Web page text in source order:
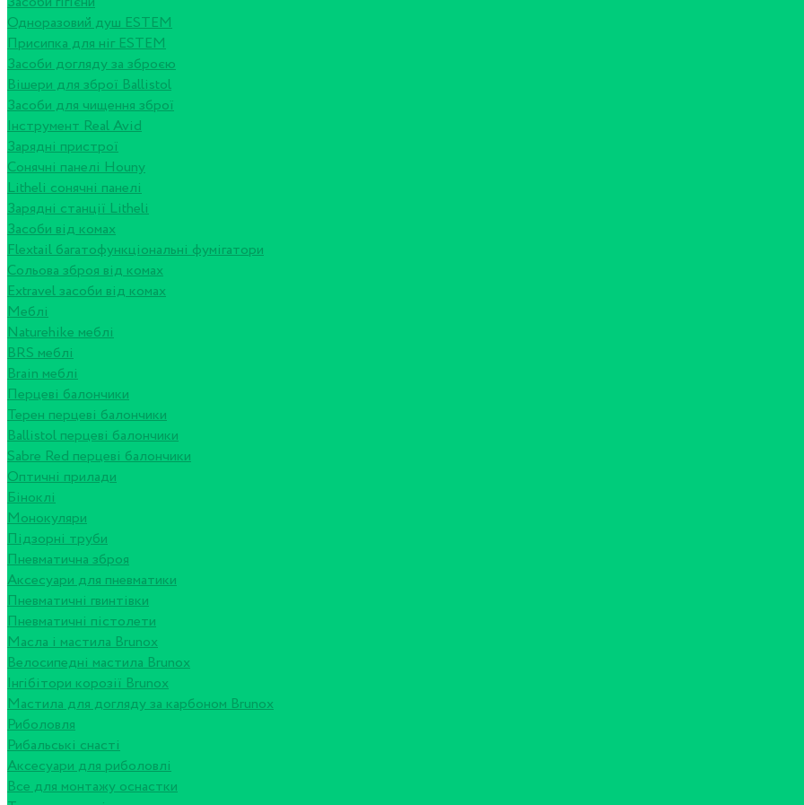
Одноразовий душ ESTEM
Присипка для ніг ESTEM
Засоби догляду за зброєю
Вішери для зброї Ballistol
Засоби для чищення зброї
Інструмент Real Avid
Зарядні пристрої
Сонячні панелі Houny
Litheli сонячні панелі
Зарядні станції Litheli
Засоби від комах
Flextail багатофункціональні фумігатори
Сольова зброя від комах
Extravel засоби від комах
Меблі
Naturehike меблі
BRS меблі
Brain меблі
Перцеві балончики
Терен перцеві балончики
Ballistol перцеві балончики
Sabre Red перцеві балончики
Оптичні прилади
Біноклі
Монокуляри
Підзорні труби
Пневматична зброя
Аксесуари для пневматики
Пневматичні гвинтівки
Пневматичні пістолети
Масла і мастила Brunox
Велосипедні мастила Brunox
Інгібітори корозії Brunox
Мастила для догляду за карбоном Brunox
Риболовля
Рибальські снасті
Аксесуари для риболовлі
Все для монтажу оснастки